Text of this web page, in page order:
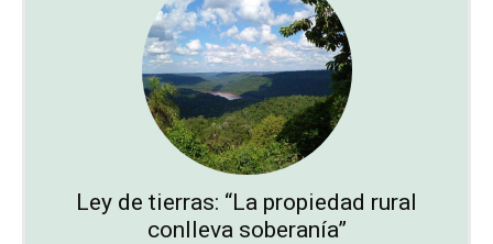
Ley de tierras: “La propiedad rural
conlleva soberanía”